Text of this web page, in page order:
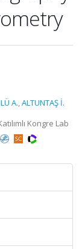
A.,ALTUNTAŞ İ.
Kongre Lab